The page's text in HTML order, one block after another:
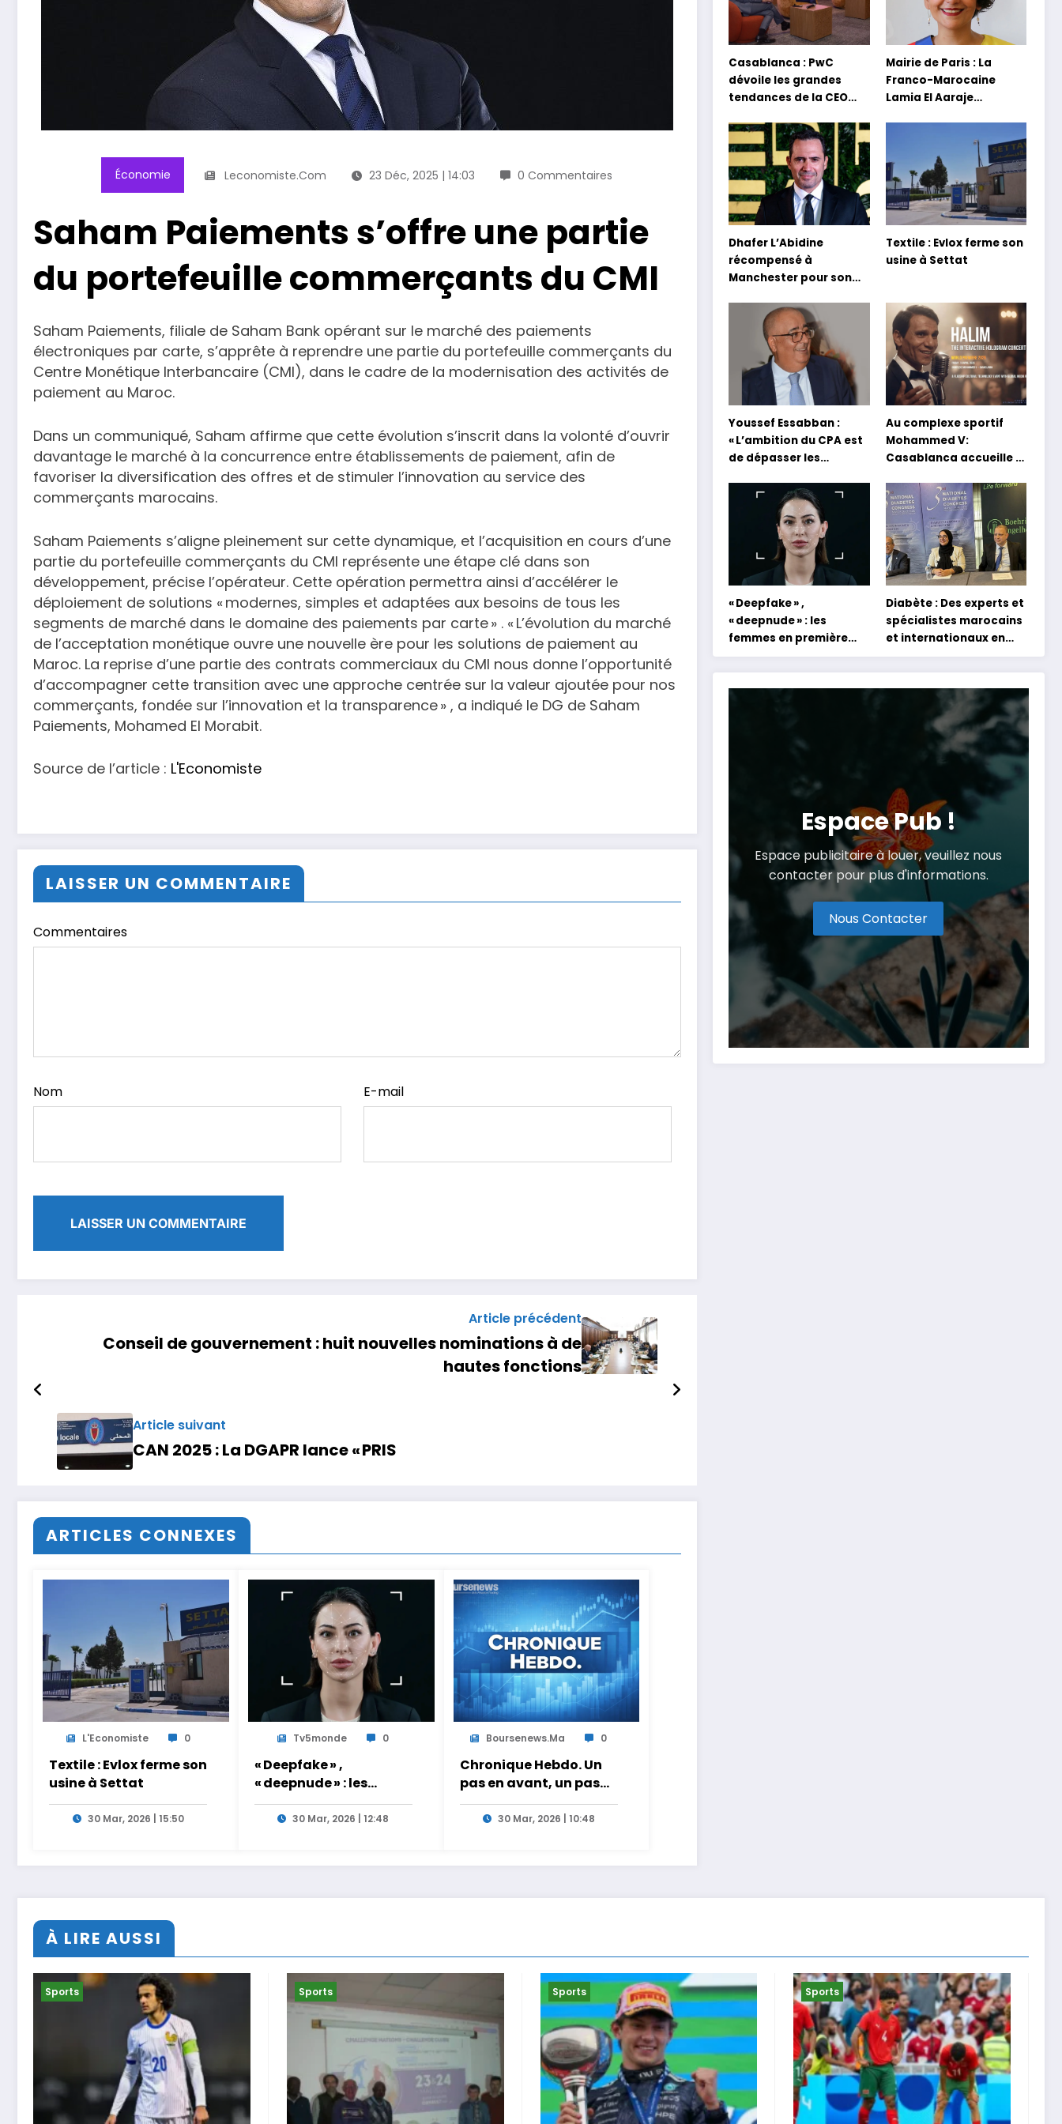
Économie Leconomiste.com 23 Déc, 2025 | 14:03 0 Commentaires
Saham Paiements s’offre une partie
du portefeuille commerçants du CMI
Saham Paiements, filiale de Saham Bank opérant sur le marché des paiements
électroniques par carte, s’apprête à reprendre une partie du portefeuille commerçants du
Centre Monétique Interbancaire (CMI), dans le cadre de la modernisation des activités de
paiement au Maroc.
Dans un communiqué, Saham affirme que cette évolution s’inscrit dans la volonté d’ouvrir
davantage le marché à la concurrence entre établissements de paiement, afin de
favoriser la diversification des offres et de stimuler l’innovation au service des
commerçants marocains.
Saham Paiements s’aligne pleinement sur cette dynamique, et l’acquisition en cours d’une
partie du portefeuille commerçants du CMI représente une étape clé dans son
développement, précise l’opérateur. Cette opération permettra ainsi d’accélérer le
déploiement de solutions « modernes, simples et adaptées aux besoins de tous les
segments de marché dans le domaine des paiements par carte » . « L’évolution du marché
de l’acceptation monétique ouvre une nouvelle ère pour les solutions de paiement au
Maroc. La reprise d’une partie des contrats commerciaux du CMI nous donne l’opportunité
d’accompagner cette transition avec une approche centrée sur la valeur ajoutée pour nos
commerçants, fondée sur l’innovation et la transparence » , a indiqué le DG de Saham
Paiements, Mohamed El Morabit.
Source de l’article : L'Economiste
LAISSER UN COMMENTAIRE
Commentaires
Nom E-mail
Article précédent
Conseil de gouvernement : huit nouvelles nominations à de
hautes fonctions
Article suivant
CAN 2025 : La DGAPR lance « PRIS
ARTICLES CONNEXES
L'Economiste 0
Textile : Evlox ferme son
usine à Settat
30 Mar, 2026 | 15:50
Tv5monde 0
« Deepfake » ,
« deepnude » : les
femmes en première
ligne face aux dangers
30 Mar, 2026 | 12:48
Boursenews.ma 0
Chronique Hebdo. Un
pas en avant, un pas
en arrière… et le pétrole
en arbitre30 Mar, 2026 | 10:48
Casablanca : PwC
dévoile les grandes
tendances de la CEO
Mairie de Paris : La
Franco-Marocaine
Lamia El Aaraje
Dhafer L’Abidine
récompensé à
Manchester pour son
Textile : Evlox ferme son
usine à Settat
Youssef Essabban :
« L’ambition du CPA est
de dépasser les
et académiques de
formation en
s’appuyant sur le
partage des
expériences »
Au complexe sportif
Mohammed V:
Casablanca accueille la
concert holographique
d’Abdel Halim Hafez
« Deepfake » ,
« deepnude » : les
femmes en première
ligne face aux dangers
de l’intelligence
artificielle
Diabète : Des experts et
spécialistes marocains
et internationaux en
conclave à Tanger
Espace Pub !
Espace publicitaire à louer, veuillez nous
contacter pour plus d'informations.
Nous Contacter
À LIRE AUSSI
Sports Sports Sports Sports